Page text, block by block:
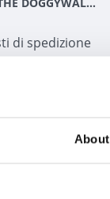
About
di spedizione